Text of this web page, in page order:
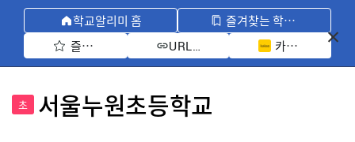
학교알리미 홈
즐겨찾는 학교 모아보기
즐겨찾기 선택
URL 복사 카카오톡 공유
초 서울누원초등학교